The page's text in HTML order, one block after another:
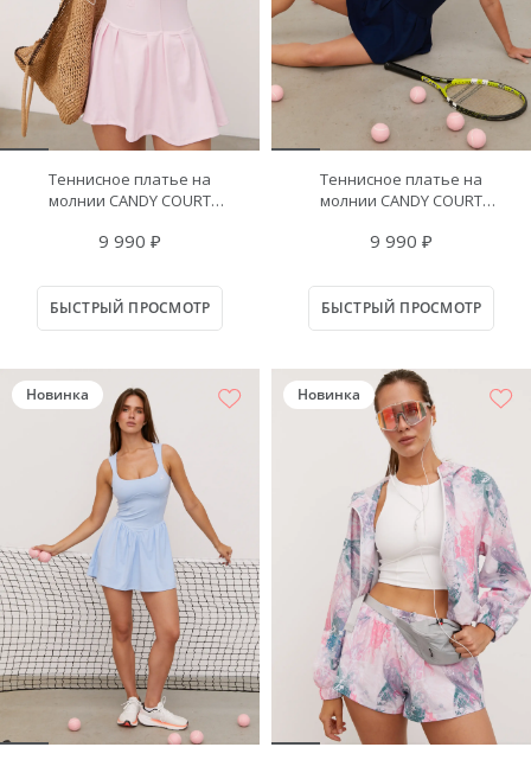
Теннисное платье на
молнии CANDY COURT
9 990 ₽
БЫСТРЫЙ ПРОСМОТР
Теннисное платье на
молнии CANDY COURT
9 990 ₽
БЫСТРЫЙ ПРОСМОТР
Новинка Новинка